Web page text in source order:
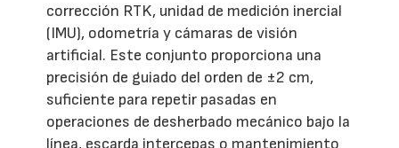
corrección RTK, unidad de medición inercial
(IMU), odometría y cámaras de visión
artificial. Este conjunto proporciona una
precisión de guiado del orden de ±2 cm,
suficiente para repetir pasadas en
operaciones de desherbado mecánico bajo la
línea, escarda intercepas o mantenimiento